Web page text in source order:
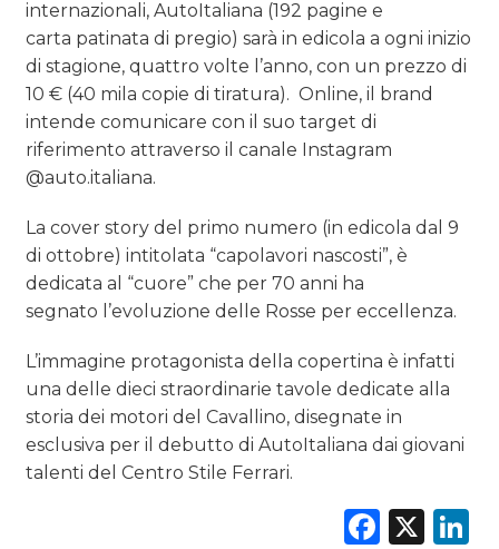
internazionali, AutoItaliana (192 pagine e
carta patinata di pregio) sarà in edicola a ogni inizio
di stagione, quattro volte l’anno, con un prezzo di
10 € (40 mila copie di tiratura). Online, il brand
intende comunicare con il suo target di
riferimento attraverso il canale Instagram
@auto.italiana.
La cover story del primo numero (in edicola dal 9
di ottobre) intitolata “capolavori nascosti”, è
dedicata al “cuore” che per 70 anni ha
segnato l’evoluzione delle Rosse per eccellenza.
L’immagine protagonista della copertina è infatti
una delle dieci straordinarie tavole dedicate alla
storia dei motori del Cavallino, disegnate in
esclusiva per il debutto di AutoItaliana dai giovani
talenti del Centro Stile Ferrari.
X